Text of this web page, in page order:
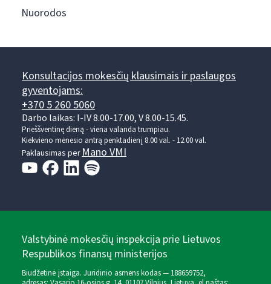
Nuorodos
Konsultacijos mokesčių klausimais ir paslaugos
gyventojams:
+370 5 260 5060
Darbo laikas: I-IV 8.00-17.00, V 8.00-15.45.
Prieššventinę dieną - viena valanda trumpiau.
Kiekvieno mėnesio antrą penktadienį 8.00 val. - 12.00 val.
Paklausimas perMano VMI
Valstybinė mokesčių inspekcija prie Lietuvos
Respublikos finansų ministerijos
Biudžetinė įstaiga. Juridinio asmens kodas — 188659752,